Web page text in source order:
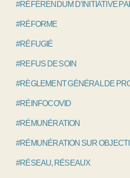
#RÉFÉRENDUM D’INITIATIVE
#RÉFORME
#RÉFUGIÉ
#REFUS DE SOIN
#RÈGLEMENT GÉNÉRAL DE
#RÉINFOCOVID
#RÉMUNÉRATION
#RÉMUNÉRATION SUR
#RÉSEAU, RÉSEAUX